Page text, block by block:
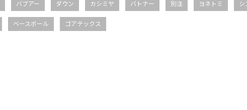
バブアー ダウン カシミヤ バトナー 別注 ヨネトミ シ
ベースボール ゴアテックス